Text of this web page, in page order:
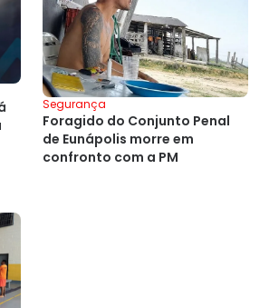
Segurança
Foragido do Conjunto Penal
de Eunápolis morre em
confronto com a PM